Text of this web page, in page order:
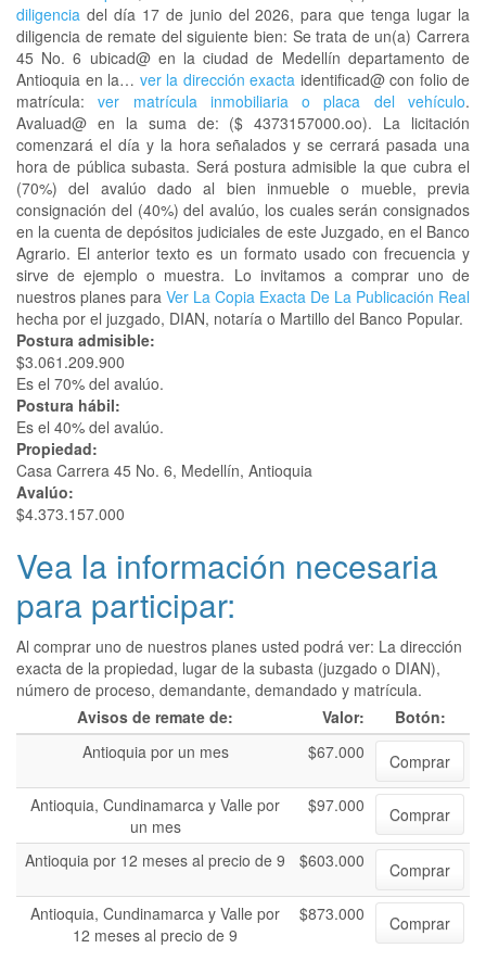
diligencia del día 17 de junio del 2026, para que tenga lugar la
diligencia de remate del siguiente bien: Se trata de un(a) Carrera
45 No. 6 ubicad@ en la ciudad de Medellín departamento de
Antioquia en la… ver la dirección exacta identificad@ con folio de
matrícula:ver matrícula inmobiliaria o placa del vehículo.
Avaluad@ en la suma de: ($ 4373157000.oo). La licitación
comenzará el día y la hora señalados y se cerrará pasada una
hora de pública subasta. Será postura admisible la que cubra el
(70%) del avalúo dado al bien inmueble o mueble, previa
consignación del (40%) del avalúo, los cuales serán consignados
en la cuenta de depósitos judiciales de este Juzgado, en el Banco
Agrario. El anterior texto es un formato usado con frecuencia y
sirve de ejemplo o muestra. Lo invitamos a comprar uno de
nuestros planes para Ver La Copia Exacta De La Publicación Real
hecha por el juzgado, DIAN, notaría o Martillo del Banco Popular.
Postura admisible:
$3.061.209.900
Es el 70% del avalúo.
Postura hábil:
Es el 40% del avalúo.
Propiedad:
Casa Carrera 45 No. 6, Medellín, Antioquia
Avalúo:
$4.373.157.000
Vea la información necesaria
para participar:
Al comprar uno de nuestros planes usted podrá ver: La dirección
exacta de la propiedad, lugar de la subasta (juzgado o DIAN),
número de proceso, demandante, demandado y matrícula.
Avisos de remate de:
Valor:
Botón:
Antioquia por un mes
$67.000
Comprar
Antioquia, Cundinamarca y Valle por
un mes
$97.000 Comprar
Antioquia por 12 meses al precio de 9 $603.000
Comprar
Antioquia, Cundinamarca y Valle por
12 meses al precio de 9
$873.000 Comprar